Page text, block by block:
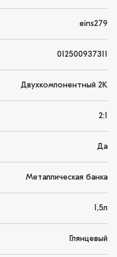
eins279
012500937311
Двухкомпонентный 2K
2:1
Да
Металлическая банка
1,5л
Глянцевый